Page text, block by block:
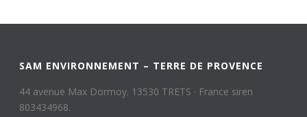
SAM ENVIRONNEMENT – TERRE DE PROVENCE
44 avenue Max Dormoy. 13530 TRETS · France siren
803434968.